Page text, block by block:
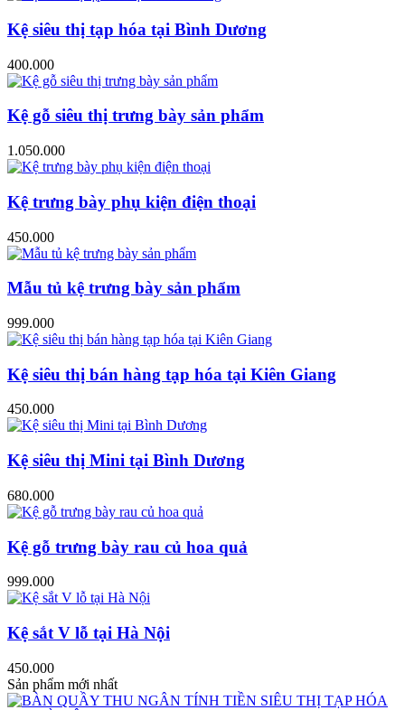
Kệ siêu thị tạp hóa tại Bình Dương
400.000
Kệ gỗ siêu thị trưng bày sản phẩm
1.050.000
Kệ trưng bày phụ kiện điện thoại
450.000
Mẫu tủ kệ trưng bày sản phẩm
999.000
Kệ siêu thị bán hàng tạp hóa tại Kiên Giang
450.000
Kệ siêu thị Mini tại Bình Dương
680.000
Kệ gỗ trưng bày rau củ hoa quả
999.000
Kệ sắt V lỗ tại Hà Nội
450.000
Sản phẩm mới nhất